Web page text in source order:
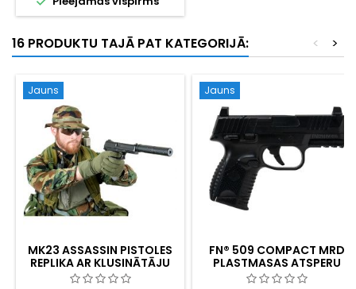
magazīniem. Garantija pret
šaušana.
16 PRODUKTU TAJĀ PAT KATEGORIJĀ: >
<
Jauns
MK23 ASSASSIN PISTOLES
REPLIKA AR KLUSINĀTĀJU
Jauns
FN® 509 COMPACT MRD
PLASTMASAS ATSPERU
PNEIMATISKĀ PISTOLE